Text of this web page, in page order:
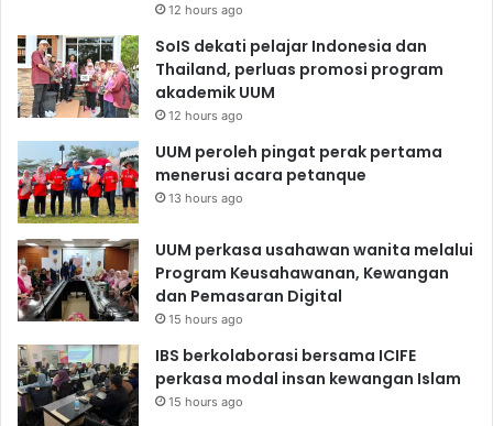
12 hours ago
SoIS dekati pelajar Indonesia dan
Thailand, perluas promosi program
akademik UUM
12 hours ago
UUM peroleh pingat perak pertama
menerusi acara petanque
13 hours ago
UUM perkasa usahawan wanita melalui
Program Keusahawanan, Kewangan
dan Pemasaran Digital
15 hours ago
IBS berkolaborasi bersama ICIFE
perkasa modal insan kewangan Islam
15 hours ago